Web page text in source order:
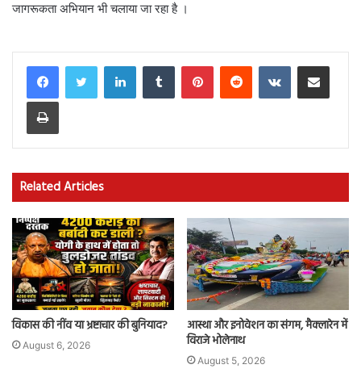
जागरूकता अभियान भी चलाया जा रहा है ।
LinkedInTumblr PinterestReddit VKontakteShare via Email
Print
Related Articles
विकास की नींव या भ्रष्टाचार की बुनियाद?
August 6, 2026
आस्था और इनोवेशन का संगम, मैक्लारेन में
विराजे भोलेनाथ
August 5, 2026